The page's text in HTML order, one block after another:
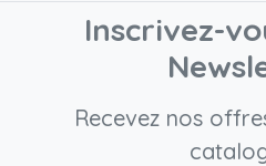
Inscrivez-
Recevez nos